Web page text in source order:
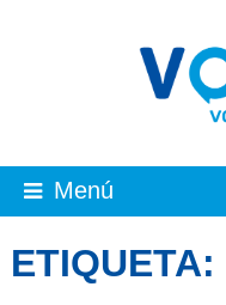
Menú
ETIQUETA: